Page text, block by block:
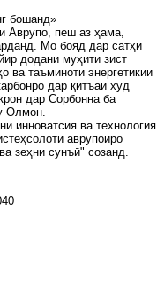
бошанд»
Аврупо, пеш аз ҳама,
Мо бояд дар сатҳи
додани муҳити зист
ва таъминоти энергетикии
дар қитъаи худ
дар Сорбонна ба
Олмон.
инноватсия ва технология
аврупоиро
зеҳни сунъӣ" созанд.